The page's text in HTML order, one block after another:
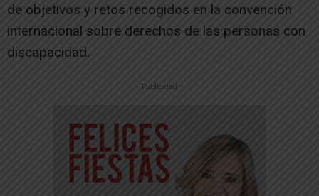
de objetivos y retos recogidos en la convención
internacional sobre derechos de las personas con
discapacidad.
-- Publicidad --